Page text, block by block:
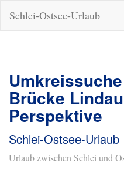
Schlei-Ostsee-Urlaub
Brücke
Perspektive
Schlei-Ostsee-Urlaub
Urlaub zwischen Schlei und